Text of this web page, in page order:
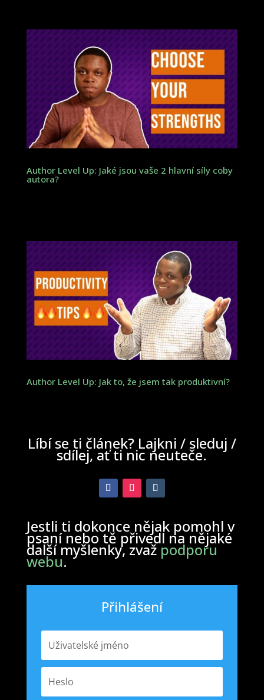
Author Level Up: Jaké jsou vaše 2 hlavní síly coby
autora?
Author Level Up: Jak to, že jsem tak produktivní?
Líbí se ti článek? Lajkni / sleduj /
sdílej, ať ti nic neuteče.
Jestli ti dokonce nějak pomohl v
psaní nebo tě přivedl na nějaké
další myšlenky, zvažpodporu
webu.
Přihlášení